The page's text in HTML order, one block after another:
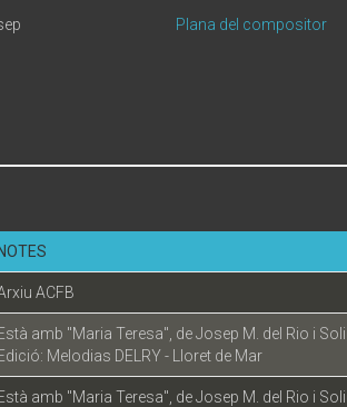
Plana del compositor
NOTES
ACFB
Està amb "Maria Teresa", de Josep M. del Rio i
Edició: Melodias DELRY - Lloret de Mar
amb "Maria Teresa", de Josep M. del Rio i